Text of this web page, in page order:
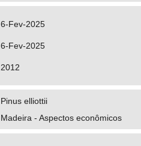
6-Fev-2025
6-Fev-2025
2012
Pinus elliottii
Madeira - Aspectos econômicos